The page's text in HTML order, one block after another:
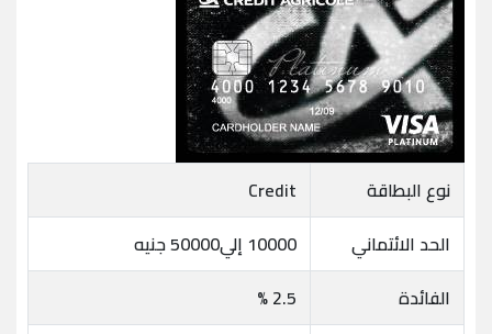
نوع البطاقة
Credit
الحد الائتماني
10000 إلي50000 جنيه
الفائدة
2.5 %